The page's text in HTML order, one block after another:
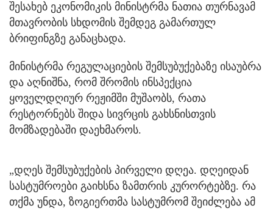
შესახებ ეკონომიკის მინისტრმა ნათია თურნავამ
მთავრობის სხდომის შემდეგ გამართულ
ბრიფინგზე განაცხადა.
მინისტრმა რეგულაციების შემსუბუქებაზე ისაუბრა
და აღნიშნა, რომ შრომის ინსპექცია
ყოველდღიურ რეჟიმში მუშაობს, რათა
რესტორნებს შიდა სივრცის გახსნისთვის
მომზადებაში დაეხმაროს.
„დღეს შემსუბუქების პირველი დღეა. დღეიდან
სასტუმროები გაიხსნა ზამთრის კურორტებზე. რა
თქმა უნდა, ზოგიერთმა სასტუმრომ შეიძლება ამ